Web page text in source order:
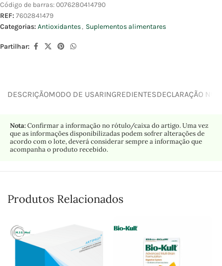
Código de barras:0076280414790
REF: 7602841479
Categorias: Antioxidantes, Suplementos alimentares
Partilhar:
DESCRIÇÃOMODO DE USARINGREDIENTESDECLARAÇÃO
Nota:Confirmar a informação no rótulo/caixa do artigo. Uma vez
que as informações disponibilizadas podem sofrer alterações de
acordo com o lote, deverá considerar sempre a informação que
acompanha o produto recebido.
Produtos Relacionados